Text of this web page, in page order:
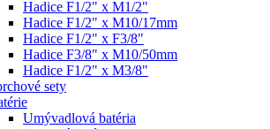
Hadice F1/2" x M1/2"
Hadice F1/2" x M10/17mm
Hadice F1/2" x F3/8"
Hadice F3/8" x M10/50mm
Hadice F1/2" x M3/8"
sety
Umývadlová batéria